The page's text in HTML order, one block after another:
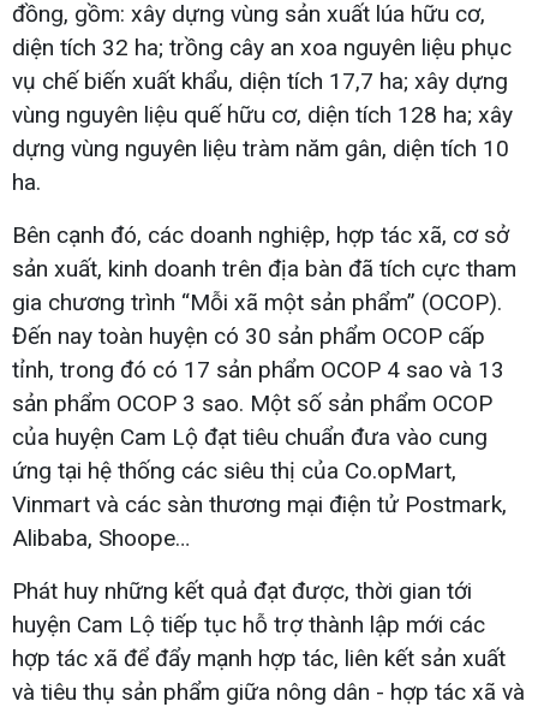
đồng, gồm: xây dựng vùng sản xuất lúa hữu cơ,
diện tích 32 ha; trồng cây an xoa nguyên liệu phục
vụ chế biến xuất khẩu, diện tích 17,7 ha; xây dựng
vùng nguyên liệu quế hữu cơ, diện tích 128 ha; xây
dựng vùng nguyên liệu tràm năm gân, diện tích 10
ha.
Bên cạnh đó, các doanh nghiệp, hợp tác xã, cơ sở
sản xuất, kinh doanh trên địa bàn đã tích cực tham
gia chương trình “Mỗi xã một sản phẩm” (OCOP).
Đến nay toàn huyện có 30 sản phẩm OCOP cấp
tỉnh, trong đó có 17 sản phẩm OCOP 4 sao và 13
sản phẩm OCOP 3 sao. Một số sản phẩm OCOP
của huyện Cam Lộ đạt tiêu chuẩn đưa vào cung
ứng tại hệ thống các siêu thị của Co.opMart,
Vinmart và các sàn thương mại điện tử Postmark,
Alibaba, Shoope…
Phát huy những kết quả đạt được, thời gian tới
huyện Cam Lộ tiếp tục hỗ trợ thành lập mới các
hợp tác xã để đẩy mạnh hợp tác, liên kết sản xuất
và tiêu thụ sản phẩm giữa nông dân - hợp tác xã và